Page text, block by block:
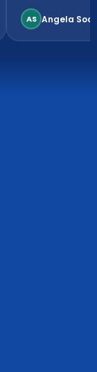
AS Angela